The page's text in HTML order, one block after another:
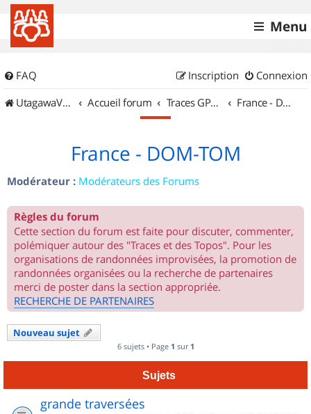
Menu
FAQ Connexion
Inscription
UtagawaVTT (Randos VTT et VTTAE avec traces GPS)
Accueil forum Traces GPS de randos VTT France - DOM-TOM
France - DOM-TOM
Modérateur : Modérateurs des Forums
Règles du forum
Cette section du forum est faite pour discuter, commenter,
polémiquer autour des "Traces et des Topos". Pour les
organisations de randonnées improvisées, la promotion de
randonnées organisées ou la recherche de partenaires
merci de poster dans la section appropriée.
RECHERCHE DE PARTENAIRES
Nouveau sujet
6 sujets • Page 1 sur 1
Sujets
grande traversées